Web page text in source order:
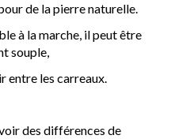
de la pierre naturelle.
à la marche, il peut être
souple,
entre les carreaux.
des différences de